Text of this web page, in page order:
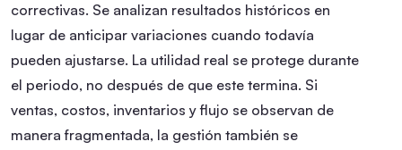
correctivas. Se analizan resultados históricos en
lugar de anticipar variaciones cuando todavía
pueden ajustarse. La utilidad real se protege durante
el periodo, no después de que este termina. Si
ventas, costos, inventarios y flujo se observan de
manera fragmentada, la gestión también se